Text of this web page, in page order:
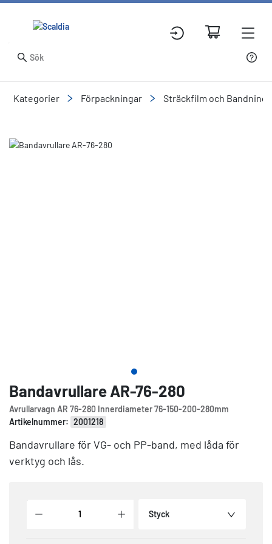
Kategorier Förpackningar Sträckfilm och Bandning
Slide 1 of 1
Bandavrullare AR-76-280
Avrullarvagn AR 76-280 Innerdiameter 76-150-200-280mm
Artikelnummer: 2001218
Bandavrullare för VG- och PP-band, med låda för
verktyg och lås.
Styck